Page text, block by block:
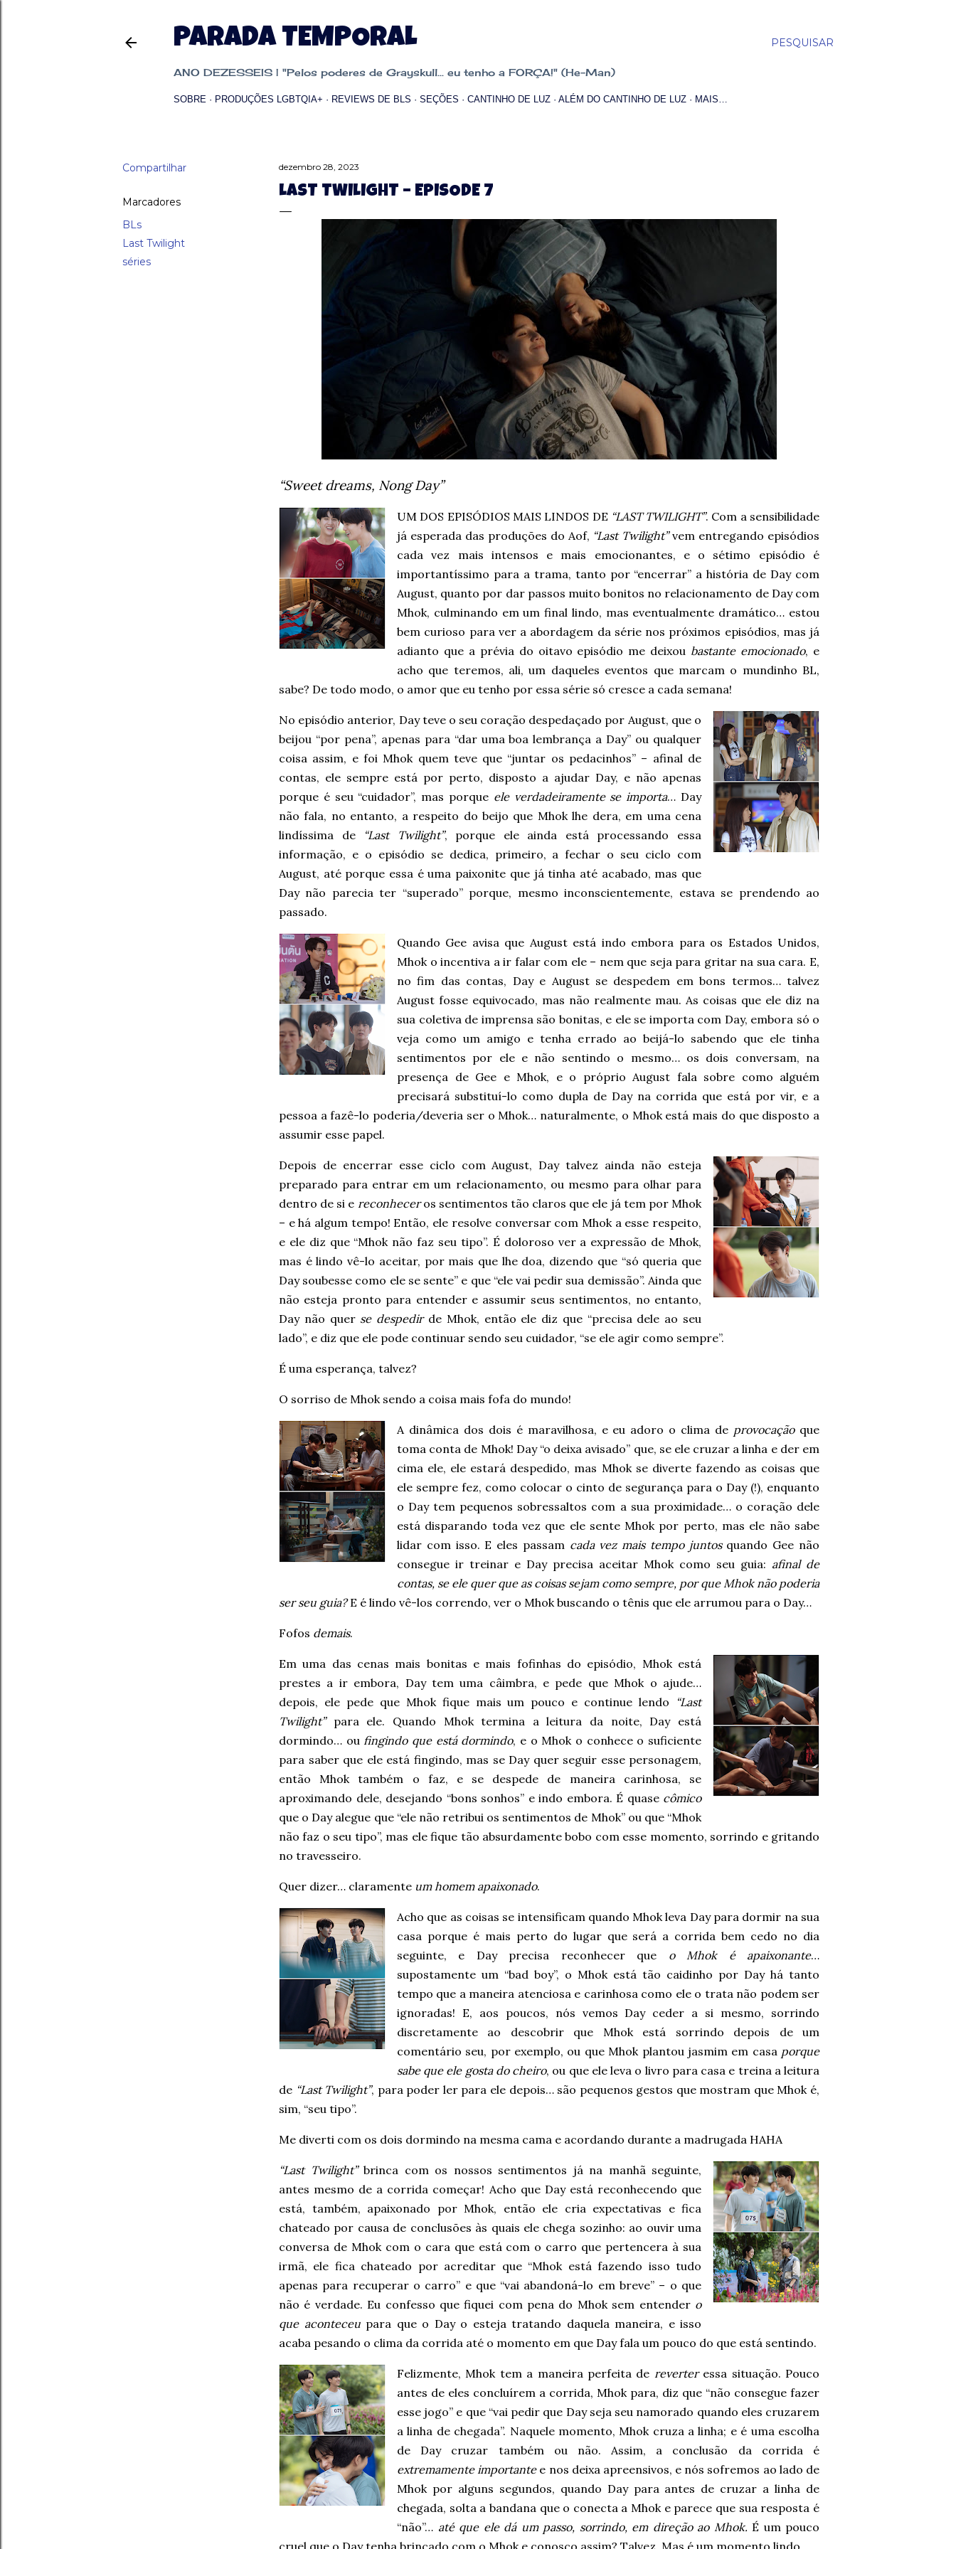
PESQUISAR
PARADA TEMPORAL
ANO DEZESSEIS | "Pelos poderes de Grayskull... eu tenho a FORÇA!" (He-Man)
SOBRE PRODUÇÕES LGBTQIA+ REVIEWS DE BLS SEÇÕES CANTINHO DE LUZ ALÉM DO CANTINHO DE LUZ MAIS…
Compartilhar
Marcadores
BLs
Last Twilight
séries
dezembro 28, 2023
LAST TWILIGHT – EPISODE 7
“Sweet dreams, Nong Day”
UM DOS EPISÓDIOS MAIS LINDOS DE “LAST TWILIGHT”. Com a sensibilidade
já esperada das produções do Aof, “Last Twilight”vem entregando episódios
cada vez mais intensos e mais emocionantes, e o sétimo episódio é
importantíssimo para a trama, tanto por “encerrar” a história de Day com
August, quanto por dar passos muito bonitos no relacionamento de Day com
Mhok, culminando em um final lindo, mas eventualmente dramático… estou
bem curioso para ver a abordagem da série nos próximos episódios, mas já
adianto que a prévia do oitavo episódio me deixou bastante emocionado, e
acho que teremos, ali, um daqueles eventos que marcam o mundinho BL,
sabe? De todo modo, o amor que eu tenho por essa série só cresce a cada semana!
No episódio anterior, Day teve o seu coração despedaçado por August, que o
beijou “por pena”, apenas para “dar uma boa lembrança a Day” ou qualquer
coisa assim, e foi Mhok quem teve que “juntar os pedacinhos” – afinal de
contas, ele sempre está por perto, disposto a ajudar Day, e não apenas
porque é seu “cuidador”, mas porque ele verdadeiramente se importa… Day
não fala, no entanto, a respeito do beijo que Mhok lhe dera, em uma cena
lindíssima de
“Last Twilight”, porque ele ainda está processando essa
informação, e o episódio se dedica, primeiro, a fechar o seu ciclo com
August, até porque essa é uma paixonite que já tinha até acabado, mas que
Day não parecia ter “superado” porque, mesmo inconscientemente, estava se prendendo ao
passado.
Quando Gee avisa que August está indo embora para os Estados Unidos,
Mhok o incentiva a ir falar com ele – nem que seja para gritar na sua cara. E,
no fim das contas, Day e August se despedem em bons termos… talvez
August fosse equivocado, mas não realmente mau. As coisas que ele diz na
sua coletiva de imprensa são bonitas, e ele se importa com Day, embora só o
veja como um amigo e tenha errado ao beijá-lo sabendo que ele tinha
sentimentos por ele e não sentindo o mesmo… os dois conversam, na
presença de Gee e Mhok, e o próprio August fala sobre como alguém
precisará substituí-lo como dupla de Day na corrida que está por vir, e a
pessoa a fazê-lo poderia/deveria ser o Mhok… naturalmente, o Mhok está mais do que disposto a
assumir esse papel.
Depois de encerrar esse ciclo com August, Day talvez ainda não esteja
preparado para entrar em um relacionamento, ou mesmo para olhar para
dentro de si e reconheceros sentimentos tão claros que ele já tem por Mhok
– e há algum tempo! Então, ele resolve conversar com Mhok a esse respeito,
e ele diz que “Mhok não faz seu tipo”. É doloroso ver a expressão de Mhok,
mas é lindo vê-lo aceitar, por mais que lhe doa, dizendo que “só queria que
Day soubesse como ele se sente” e que “ele vai pedir sua demissão”. Ainda que
não esteja pronto para entender e assumir seus sentimentos, no entanto,
Day não quer se despedirde Mhok, então ele diz que “precisa dele ao seu
lado”, e diz que ele pode continuar sendo seu cuidador, “se ele agir como sempre”.
É uma esperança, talvez?
O sorriso de Mhok sendo a coisa mais fofa do mundo!
A dinâmica dos dois é maravilhosa, e eu adoro o clima de provocaçãoque
toma conta de Mhok! Day “o deixa avisado” que, se ele cruzar a linha e der em
cima ele, ele estará despedido, mas Mhok se diverte fazendo as coisas que
ele sempre fez, como colocar o cinto de segurança para o Day (!), enquanto
o Day tem pequenos sobressaltos com a sua proximidade… o coração dele
está disparando toda vez que ele sente Mhok por perto, mas ele não sabe
lidar com isso. E eles passam cada vez mais tempo juntosquando Gee não
consegue ir treinar e Day precisa aceitar Mhok como seu guia: afinal de
contas, se ele quer que as coisas sejam como sempre, por que Mhok não poderia
ser seu guia?E é lindo vê-los correndo, ver o Mhok buscando o tênis que ele arrumou para o Day…
Fofos demais.
Em uma das cenas mais bonitas e mais fofinhas do episódio, Mhok está
prestes a ir embora, Day tem uma câimbra, e pede que Mhok o ajude…
depois, ele pede que Mhok fique mais um pouco e continue lendo
“Last
Twilight”para ele. Quando Mhok termina a leitura da noite, Day está
dormindo… ou fingindo que está dormindo, e o Mhok o conhece o suficiente
para saber que ele está fingindo, mas se Day quer seguir esse personagem,
então Mhok também o faz, e se despede de maneira carinhosa, se
aproximando dele, desejando “bons sonhos” e indo embora. É quase cômico
que o Day alegue que “ele não retribui os sentimentos de Mhok” ou que “Mhok
não faz o seu tipo”, mas ele fique tão absurdamente bobo com esse momento, sorrindo e gritando
no travesseiro.
Quer dizer… claramente um homem apaixonado.
Acho que as coisas se intensificam quando Mhok leva Day para dormir na sua
casa porque é mais perto do lugar que será a corrida bem cedo no dia
seguinte, e Day precisa reconhecer que o Mhok é apaixonante…
supostamente um “bad boy”, o Mhok está tão caidinho por Day há tanto
tempo que a maneira atenciosa e carinhosa como ele o trata não podem ser
ignoradas! E, aos poucos, nós vemos Day ceder a si mesmo, sorrindo
discretamente ao descobrir que Mhok está sorrindo depois de um
comentário seu, por exemplo, ou que Mhok plantou jasmim em casa porque
sabe que ele gosta do cheiro, ou que ele leva o livro para casa e treina a leitura
de “Last Twilight”, para poder ler para ele depois… são pequenos gestos que mostram que Mhok é,
sim, “seu tipo”.
Me diverti com os dois dormindo na mesma cama e acordando durante a madrugada HAHA
“Last Twilight”brinca com os nossos sentimentos já na manhã seguinte,
antes mesmo de a corrida começar! Acho que Day está reconhecendo que
está, também, apaixonado por Mhok, então ele cria expectativas e fica
chateado por causa de conclusões às quais ele chega sozinho: ao ouvir uma
conversa de Mhok com o cara que está com o carro que pertencera à sua
irmã, ele fica chateado por acreditar que “Mhok está fazendo isso tudo
apenas para recuperar o carro” e que “vai abandoná-lo em breve” – o que
não é verdade. Eu confesso que fiquei com pena do Mhok sem entender o
que aconteceupara que o Day o esteja tratando daquela maneira, e isso
acaba pesando o clima da corrida até o momento em que Day fala um pouco do que está sentindo.
Felizmente, Mhok tem a maneira perfeita de reverteressa situação. Pouco
antes de eles concluírem a corrida, Mhok para, diz que “não consegue fazer
esse jogo” e que “vai pedir que Day seja seu namorado quando eles cruzarem
a linha de chegada”. Naquele momento, Mhok cruza a linha; e é uma escolha
de Day cruzar também ou não. Assim, a conclusão da corrida é
extremamente importantee nos deixa apreensivos, e nós sofremos ao lado de
Mhok por alguns segundos, quando Day para antes de cruzar a linha de
chegada, solta a bandana que o conecta a Mhok e parece que sua resposta é
“não”… até que ele dá um passo, sorrindo, em direção ao Mhok. É um pouco
cruel que o Day tenha brincado com o Mhok e conosco assim? Talvez. Mas é um momento lindo.